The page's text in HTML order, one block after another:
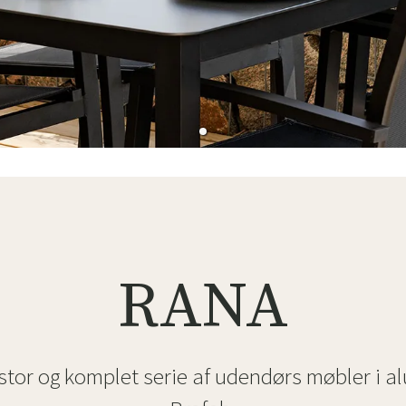
Hængestole
Produkter til vedligeholdelse
Småopbevaring
RANA
og komplet serie af udendørs møbler i